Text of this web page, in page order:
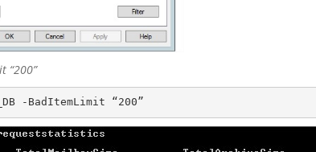
“200”
-BadItemLimit “200”